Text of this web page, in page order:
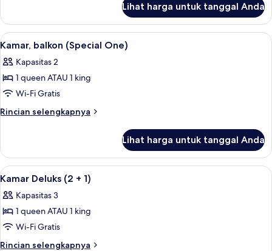
one)
Kamar
(The
One
one)
Lihat harga untuk tanggal Anda
Lihat
semua
foto
untuk
Kamar,
balkon
Kamar, balkon (Special One) | Balkon
6
Kamar, balkon (Special One)
Kapasitas 2
1 queen ATAU 1 king
Wi-Fi Gratis
Rincian selengkapnya
Rincian
Kamar,
balkon
(Special
Lihat harga untuk tanggal Anda
Lihat
semua
foto
untuk
Kamar
Deluks
Kamar Deluks (2 + 1) | Seprai
9
Kamar Deluks (2 + 1)
Kapasitas 3
1 queen ATAU 1 king
Wi-Fi Gratis
Rincian selengkapnya
Rincian